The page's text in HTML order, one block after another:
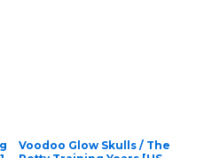
Voodoo Glow Skulls / The